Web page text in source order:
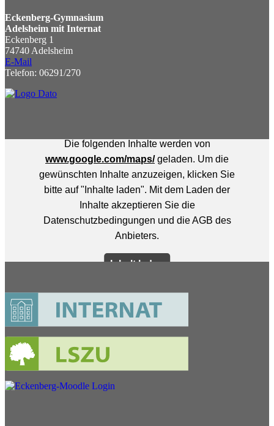
Eckenberg-Gymnasium
Adelsheim mit Internat
Eckenberg 1
74740 Adelsheim
E-Mail
Telefon: 06291/270